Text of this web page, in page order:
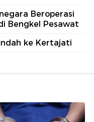
Beroperasi
Bengkel Pesawat
ke Kertajati